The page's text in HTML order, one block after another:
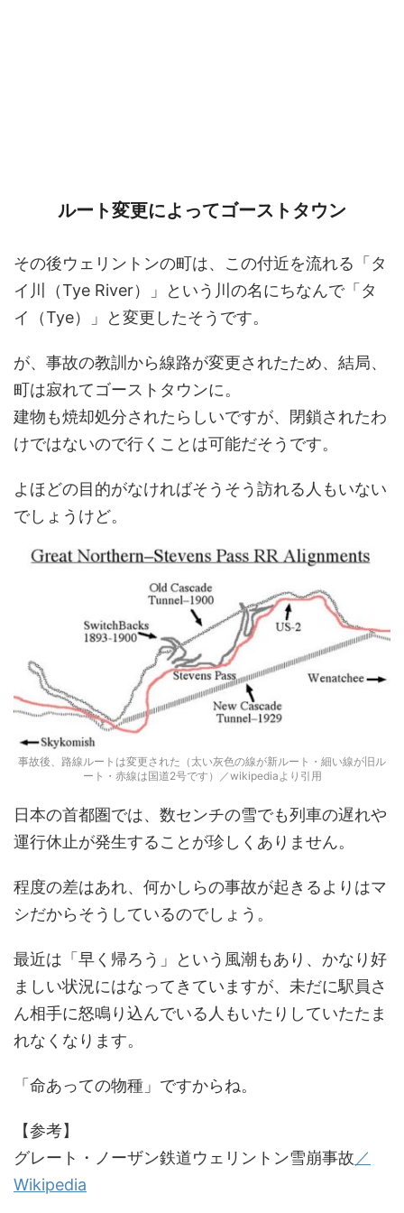
ルート変更によってゴーストタウン
その後ウェリントンの町は、この付近を流れる「タ
イ川（Tye River）」という川の名にちなんで「タ
イ（Tye）」と変更したそうです。
が、事故の教訓から線路が変更されたため、結局、
町は寂れてゴーストタウンに。
建物も焼却処分されたらしいですが、閉鎖されたわ
けではないので行くことは可能だそうです。
よほどの目的がなければそうそう訪れる人もいない
でしょうけど。
事故後、路線ルートは変更された（太い灰色の線が新ルート・細い線が旧ル
ート・赤線は国道2号です）／wikipediaより引用
日本の首都圏では、数センチの雪でも列車の遅れや
運行休止が発生することが珍しくありません。
程度の差はあれ、何かしらの事故が起きるよりはマ
シだからそうしているのでしょう。
最近は「早く帰ろう」という風潮もあり、かなり好
ましい状況にはなってきていますが、未だに駅員さ
ん相手に怒鳴り込んでいる人もいたりしていたたま
れなくなります。
「命あっての物種」ですからね。
【参考】
グレート・ノーザン鉄道ウェリントン雪崩事故 ／
Wikipedia